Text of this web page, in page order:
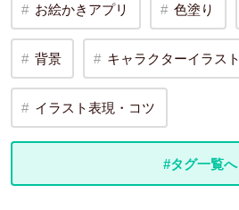
お絵かきアプリ 色塗り
背景 キャラクターイラスト
イラスト表現・コツ
#タグ一覧へ